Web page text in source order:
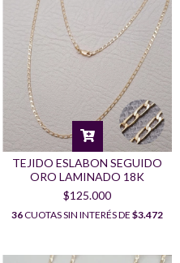
TEJIDO ESLABON SEGUIDO
ORO LAMINADO 18K
$125.000
36CUOTAS SIN INTERÉS DE $3.472